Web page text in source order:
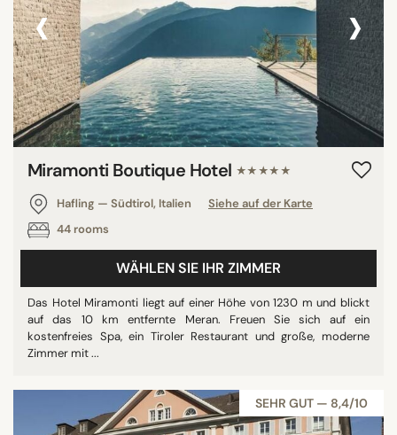
‹ ›
Miramonti Boutique Hotel ★★★★★
Hafling — Südtirol, Italien
Siehe auf der Karte
44 rooms
WÄHLEN SIE IHR ZIMMER
Das Hotel Miramonti liegt auf einer Höhe von 1230 m und blickt
auf das 10 km entfernte Meran. Freuen Sie sich auf ein
kostenfreies Spa, ein Tiroler Restaurant und große, moderne
Zimmer mit ...
SEHR GUT — 8,4/10